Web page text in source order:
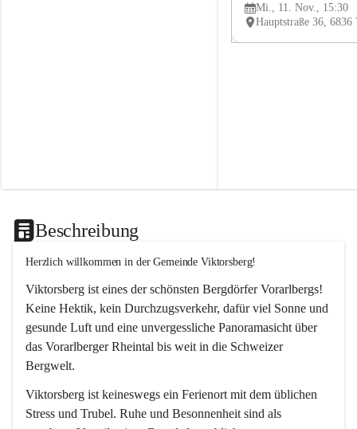
Mi., 11. Nov., 15:30
Beschreibung
Herzlich willkommen in der Gemeinde Viktorsberg!
Viktorsberg ist eines der schönsten Bergdörfer Vorarlbergs!
Keine Hektik, kein Durchzugsverkehr, dafür viel Sonne und
gesunde Luft und eine unvergessliche Panoramasicht über
das Vorarlberger Rheintal bis weit in die Schweizer
Bergwelt.
Viktorsberg ist keineswegs ein Ferienort mit dem üblichen
Stress und Trubel. Ruhe und Besonnenheit sind als